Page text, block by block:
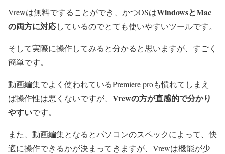
Vrewは無料ですることができ、かつOSはWindowsとMac
の両方に対応しているのでとても使いやすいツールです。
そして実際に操作してみると分かると思いますが、すごく
簡単です。
動画編集でよく使われているPremiere proも慣れてしまえ
ば操作性は悪くないですが、 Vrewの方が直感的で分かり
やすいです。
また、動画編集となるとパソコンのスペックによって、快
適に操作できるかが決まってきますが、Vrewは機能が少